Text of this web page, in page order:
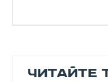
ЧИТАЙТЕ